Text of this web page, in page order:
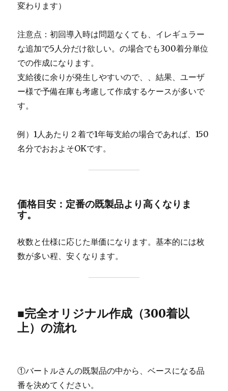
変わります）
注意点：初回導入時は問題なくても、イレギュラー
な追加で5人分だけ欲しい。の場合でも300着分単位
での作成になります。
支給後に余りが発生しやすいので、、結果、ユーザ
ー様で予備在庫も考慮して作成するケースが多いで
す。
例）1人あたり２着で1年毎支給の場合であれば、150
名分でおおよそOKです。
価格目安：定番の既製品より高くなりま
す。
枚数と仕様に応じた単価になります。基本的には枚
数が多い程、安くなります。
■完全オリジナル作成（300着以
上）の流れ
①バートルさんの既製品の中から、ベースになる品
番を決めてください。